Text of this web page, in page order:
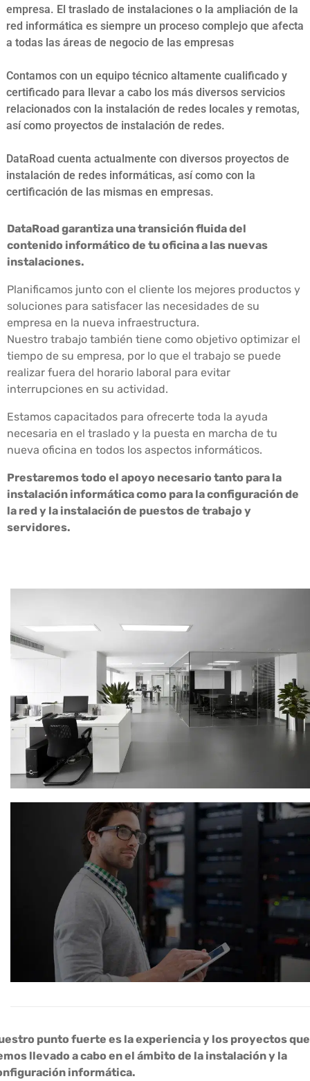
empresa. El traslado de instalaciones o la ampliación de la
red informática es siempre un proceso complejo que afecta
a todas las áreas de negocio de las empresas
Contamos con un equipo técnico altamente cualificado y
certificado para llevar a cabo los más diversos servicios
relacionados con la instalación de redes locales y remotas,
así como proyectos de instalación de redes.
DataRoad cuenta actualmente con diversos proyectos de
instalación de redes informáticas, así como con la
certificación de las mismas en empresas.
DataRoad garantiza una transición fluida del
contenido informático de tu oficina a las nuevas
instalaciones.
Planificamos junto con el cliente los mejores productos y
soluciones para satisfacer las necesidades de su
empresa en la nueva infraestructura.
Nuestro trabajo también tiene como objetivo optimizar el
tiempo de su empresa, por lo que el trabajo se puede
realizar fuera del horario laboral para evitar
interrupciones en su actividad.
Estamos capacitados para ofrecerte toda la ayuda
necesaria en el traslado y la puesta en marcha de tu
nueva oficina en todos los aspectos informáticos.
Prestaremos todo el apoyo necesario tanto para la
instalación informática como para la configuración de
la red y la instalación de puestos de trabajo y
servidores.
punto fuerte es la experiencia y los proyectos
llevado a cabo en el ámbito de la instalación y la
informática.